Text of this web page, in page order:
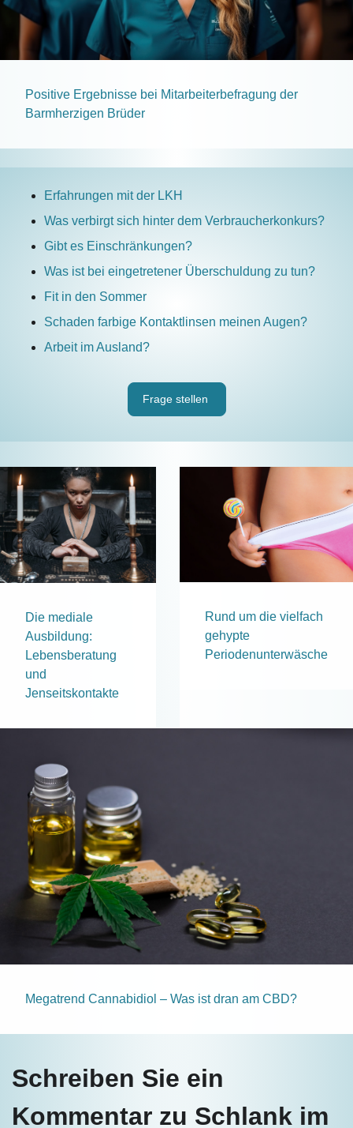
Positive Ergebnisse bei Mitarbeiterbefragung der
Barmherzigen Brüder
Erfahrungen mit der LKH
Was verbirgt sich hinter dem Verbraucherkonkurs?
Gibt es Einschränkungen?
Was ist bei eingetretener Überschuldung zu tun?
Fit in den Sommer
Schaden farbige Kontaktlinsen meinen Augen?
Arbeit im Ausland?
Frage stellen
Die mediale
Ausbildung:
Lebensberatung
und
Jenseitskontakte
Rund um die vielfach
gehypte
Periodenunterwäsche
Megatrend Cannabidiol – Was ist dran am CBD?
Schreiben Sie ein
Kommentar zu Schlank im